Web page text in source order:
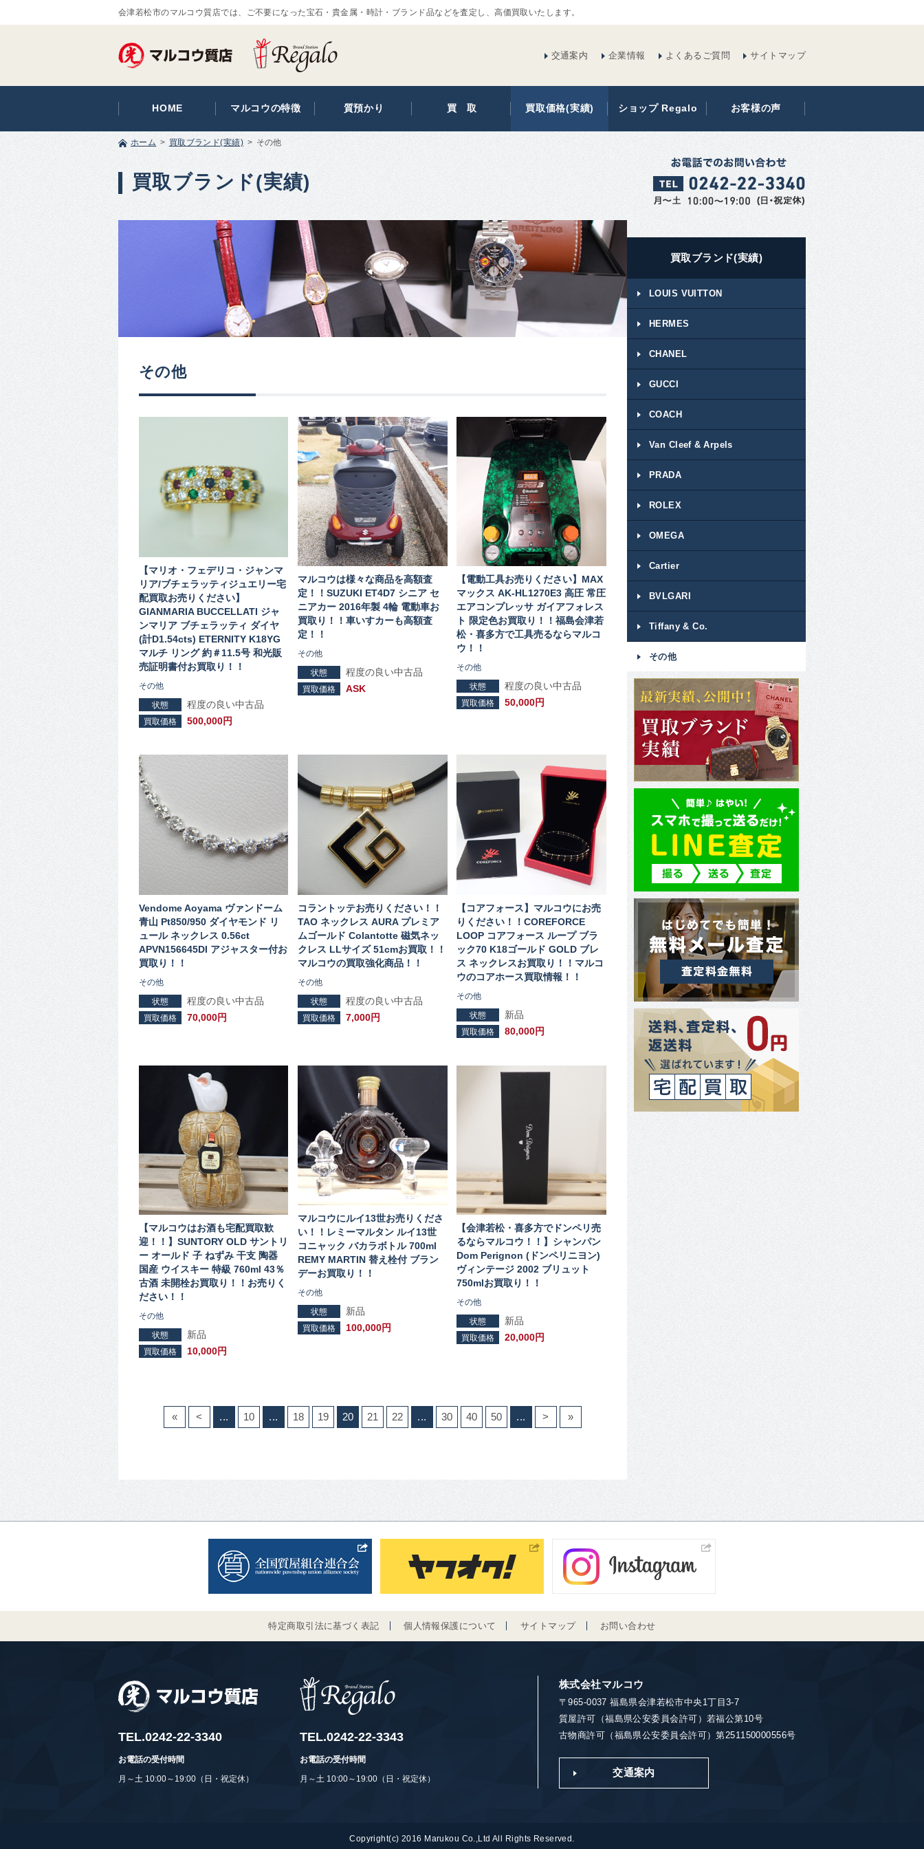
会津若松市のマルコウ質店では、ご不要になった宝石・貴金属・時計・ブランド品などを査定し、高価買取いたします。
交通案内 企業情報 よくあるご質問 サイトマップ
HOME マルコウの特徴 質預かり 買 取 買取価格(実績) ショップ Regalo お客様の声
ホーム 買取ブランド(実績) その他
買取ブランド(実績)
その他
【マリオ・フェデリコ・ジャンマ
リア/ブチェラッティジュエリー宅
配買取お売りください】
GIANMARIA BUCCELLATI ジャ
ンマリア ブチェラッティ ダイヤ
(計D1.54cts) ETERNITY K18YG
マルチ リング 約＃11.5号 和光販
売証明書付お買取り！！
その他
状態 程度の良い中古品
買取価格 500,000円
マルコウは様々な商品を高額査
定！！SUZUKI ET4D7 シニア セ
ニアカー 2016年製 4輪 電動車お
買取り！！車いすカーも高額査
定！！
その他
状態 程度の良い中古品
買取価格 ASK
【電動工具お売りください】MAX
マックス AK-HL1270E3 高圧 常圧
エアコンプレッサ ガイアフォレス
ト 限定色お買取り！！福島会津若
松・喜多方で工具売るならマルコ
ウ！！
その他
状態 程度の良い中古品
買取価格 50,000円
Vendome Aoyama ヴァンドーム
青山 Pt850/950 ダイヤモンド リ
ュール ネックレス 0.56ct
APVN156645DI アジャスター付お
買取り！！
その他
状態 程度の良い中古品
買取価格 70,000円
コラントッテお売りください！！
TAO ネックレス AURA プレミア
ムゴールド Colantotte 磁気ネッ
クレス LLサイズ 51cmお買取！！
マルコウの買取強化商品！！
その他
状態 程度の良い中古品
買取価格 7,000円
【コアフォース】マルコウにお売
りください！！COREFORCE
LOOP コアフォース ループ ブラ
ック70 K18ゴールド GOLD ブレ
ス ネックレスお買取り！！マルコ
ウのコアホース買取情報！！
その他
状態 新品
買取価格 80,000円
【マルコウはお酒も宅配買取歓
迎！！】SUNTORY OLD サントリ
ー オールド 子 ねずみ 干支 陶器
国産 ウイスキー 特級 760ml 43％
古酒 未開栓お買取り！！お売りく
ださい！！
その他
状態 新品
買取価格 10,000円
マルコウにルイ13世お売りくださ
い！！レミーマルタン ルイ13世
コニャック バカラボトル 700ml
REMY MARTIN 替え栓付 ブラン
デーお買取り！！
その他
状態 新品
買取価格 100,000円
【会津若松・喜多方でドンペリ売
るならマルコウ！！】シャンパン
Dom Perignon (ドンペリニヨン)
ヴィンテージ 2002 ブリュット
750mlお買取り！！
その他
状態 新品
買取価格 20,000円
« < ... 10 ... 18 19 20 21 22 ... 30 40 50 ... > »
買取ブランド(実績)
LOUIS VUITTON
HERMES
CHANEL
GUCCI
COACH
Van Cleef & Arpels
PRADA
ROLEX
OMEGA
Cartier
BVLGARI
Tiffany & Co.
その他
特定商取引法に基づく表記 個人情報保護について サイトマップ お問い合わせ
TEL.0242-22-3340
お電話の受付時間
月～土 10:00～19:00（日・祝定休）
TEL.0242-22-3343
お電話の受付時間
月～土 10:00～19:00（日・祝定休）
株式会社マルコウ
〒965-0037 福島県会津若松市中央1丁目3-7
質屋許可（福島県公安委員会許可）若福公第10号
古物商許可（福島県公安委員会許可）第251150000556号
交通案内
Copyright(c) 2016 Marukou Co.,Ltd All Rights Reserved.